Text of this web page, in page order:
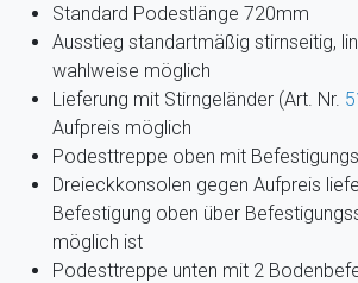
Standard Podestlänge 720mm
Ausstieg standartmäßig stirnseitig,
wahlweise möglich
Lieferung mit Stirngeländer (Art. Nr.
Aufpreis möglich
Podesttreppe oben mit
Dreieckkonsolen gegen Aufpreis
Befestigung oben über
möglich ist
Podesttreppe unten mit 2